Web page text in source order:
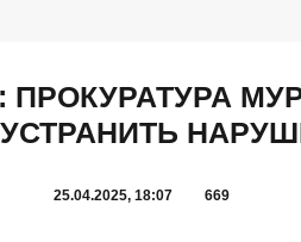
25.04.2025, 18:07 669